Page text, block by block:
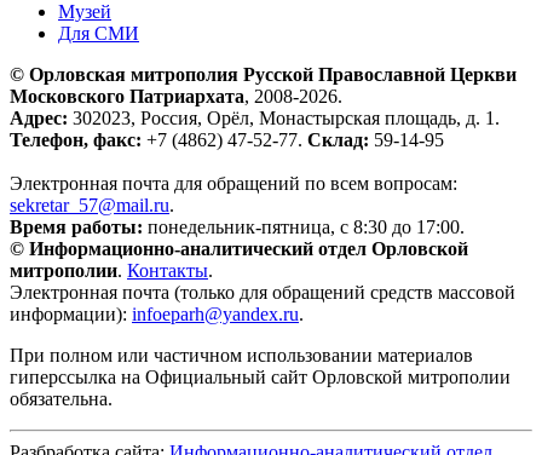
Музей
Для СМИ
© Орловская митрополия Русской Православной Церкви
Московского Патриархата, 2008-2026.
Адрес: 302023, Россия, Орёл, Монастырская площадь, д. 1.
Телефон, факс: +7 (4862) 47-52-77. Склад: 59-14-95
Электронная почта для обращений по всем вопросам:
sekretar_57@mail.ru.
Время работы: понедельник-пятница, с 8:30 до 17:00.
© Информационно-аналитический отдел Орловской
митрополии. Контакты.
Электронная почта (только для обращений средств массовой
информации): infoeparh@yandex.ru.
При полном или частичном использовании материалов
гиперссылка на Официальный сайт Орловской митрополии
обязательна.